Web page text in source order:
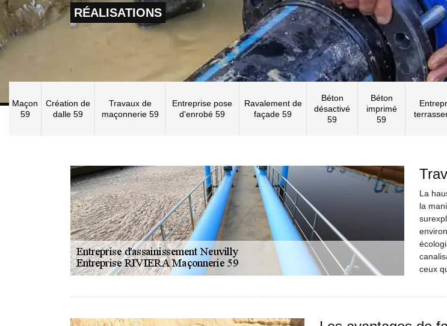
RÉALISATIONS
Maçon
59
Création de
dalle 59
Travaux de
maçonnerie 59
Entreprise pose
d'enrobé 59
Ravalement de
façade 59
Béton
désactivé
59
Béton
imprimé
59
La
la
ceux